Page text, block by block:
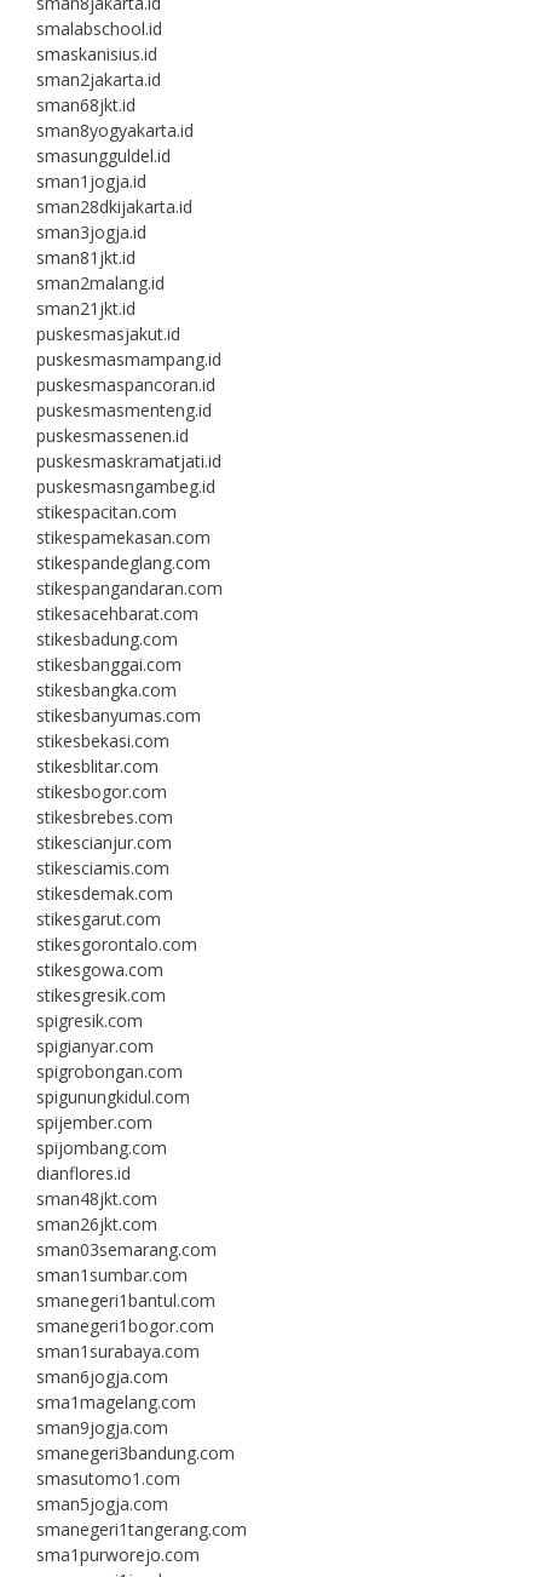
smalabschool.id
smaskanisius.id
sman2jakarta.id
sman68jkt.id
sman8yogyakarta.id
smasungguldel.id
sman1jogja.id
sman28dkijakarta.id
sman3jogja.id
sman81jkt.id
sman2malang.id
sman21jkt.id
puskesmasjakut.id
puskesmasmampang.id
puskesmaspancoran.id
puskesmasmenteng.id
puskesmassenen.id
puskesmaskramatjati.id
puskesmasngambeg.id
stikespacitan.com
stikespamekasan.com
stikespandeglang.com
stikespangandaran.com
stikesacehbarat.com
stikesbadung.com
stikesbanggai.com
stikesbangka.com
stikesbanyumas.com
stikesbekasi.com
stikesblitar.com
stikesbogor.com
stikesbrebes.com
stikescianjur.com
stikesciamis.com
stikesdemak.com
stikesgarut.com
stikesgorontalo.com
stikesgowa.com
stikesgresik.com
spigresik.com
spigianyar.com
spigrobongan.com
spigunungkidul.com
spijember.com
spijombang.com
dianflores.id
sman48jkt.com
sman26jkt.com
sman03semarang.com
sman1sumbar.com
smanegeri1bantul.com
smanegeri1bogor.com
sman1surabaya.com
sman6jogja.com
sma1magelang.com
sman9jogja.com
smanegeri3bandung.com
smasutomo1.com
sman5jogja.com
smanegeri1tangerang.com
sma1purworejo.com